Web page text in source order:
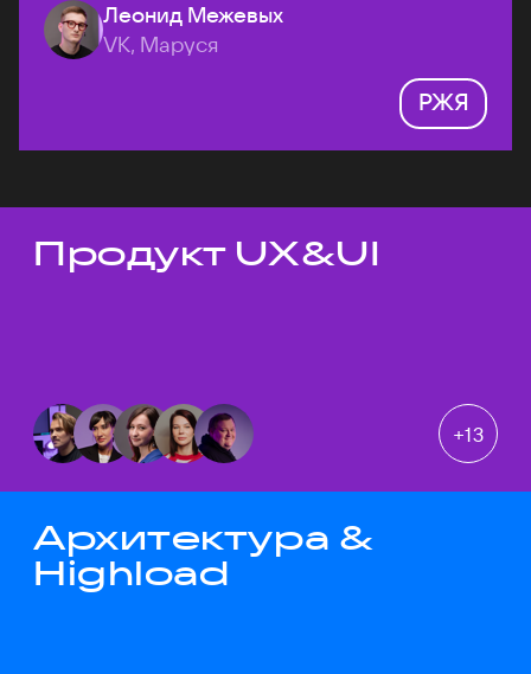
Леонид Межевых
VK, Маруся
РЖЯ
Темы докладов
Продукт UX&UI
+13
Архитектура &
Highload